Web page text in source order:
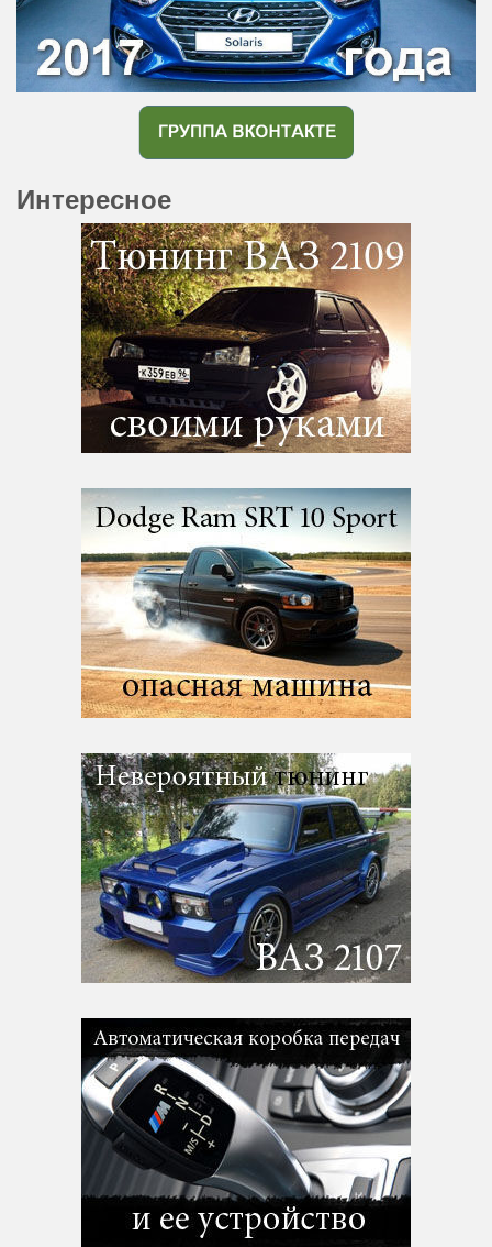
Интересное